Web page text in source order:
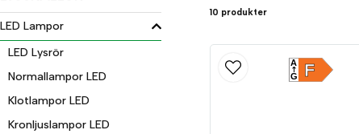
LED Lampor
LED Lysrör
Normallampor LED
Klotlampor LED
Kronljuslampor LED
10 produkter
F
A
G